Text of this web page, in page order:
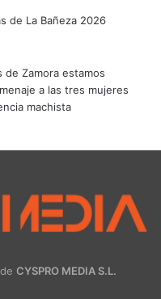
de La Bañeza 2026
de Zamora estamos
a las tres mujeres
machista
CYSPRO MEDIA S.L.